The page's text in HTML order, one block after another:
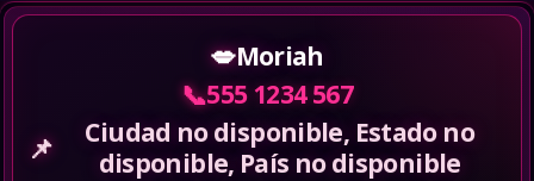
💋Moriah
📞555 1234 567
📌
Ciudad no disponible, Estado no
disponible, País no disponible